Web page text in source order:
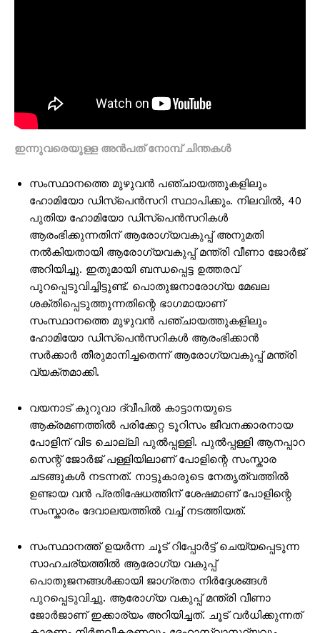
ഇന്നുവരെയുള്ള അൻപത് നോമ്പ് ചിന്തകൾ
സംസ്ഥാനത്തെ മുഴുവൻ പഞ്ചായത്തുകളിലും
ഹോമിയോ ഡിസ്പെൻസറി സ്ഥാപിക്കും. നിലവിൽ, 40
പുതിയ ഹോമിയോ ഡിസ്പെൻസറികൾ
ആരംഭിക്കുന്നതിന് ആരോഗ്യവകുപ്പ് അനുമതി
നൽകിയതായി ആരോഗ്യവകുപ്പ് മന്ത്രി വീണാ ജോർജ്
അറിയിച്ചു. ഇതുമായി ബന്ധപ്പെട്ട ഉത്തരവ്
പുറപ്പെടുവിച്ചിട്ടുണ്ട്. പൊതുജനാരോഗ്യ മേഖല
ശക്തിപ്പെടുത്തുന്നതിന്റെ ഭാഗമായാണ്
സംസ്ഥാനത്തെ മുഴുവൻ പഞ്ചായത്തുകളിലും
ഹോമിയോ ഡിസ്പെൻസറികൾ ആരംഭിക്കാൻ
സർക്കാർ തീരുമാനിച്ചതെന്ന് ആരോഗ്യവകുപ്പ് മന്ത്രി
വ്യക്തമാക്കി.
വയനാട് കുറുവാ ദ്വീപിൽ കാട്ടാനയുടെ
ആക്രമണത്തിൽ പരിക്കേറ്റ ടൂറിസം ജീവനക്കാരനായ
പോളിന് വിട ചൊല്ലി പുൽപ്പള്ളി. പുൽപ്പള്ളി ആനപ്പാറ
സെന്റ് ജോർജ് പള്ളിയിലാണ് പോളിന്റെ സംസ്കാര
ചടങ്ങുകൾ നടന്നത്. നാട്ടുകാരുടെ നേതൃത്വത്തിൽ
ഉണ്ടായ വൻ പ്രതിഷേധത്തിന് ശേഷമാണ് പോളിന്റെ
സംസ്കാരം ദേവാലയത്തിൽ വച്ച് നടത്തിയത്.
സംസ്ഥാനത്ത് ഉയർന്ന ചൂട് റിപ്പോർട്ട് ചെയ്യപ്പെടുന്ന
സാഹചര്യത്തിൽ ആരോഗ്യ വകുപ്പ്
പൊതുജനങ്ങൾക്കായി ജാഗ്രതാ നിർദ്ദേശങ്ങൾ
പുറപ്പെടുവിച്ചു. ആരോഗ്യ വകുപ്പ് മന്ത്രി വീണാ
ജോർജാണ് ഇക്കാര്യം അറിയിച്ചത്. ചൂട് വർധിക്കുന്നത്